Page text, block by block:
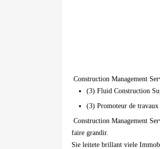
Construction Management
(3) Fluid Construction
(3) Promoteur de travaux
Construction Management
faire grandir.
Sie leitete brillant viele